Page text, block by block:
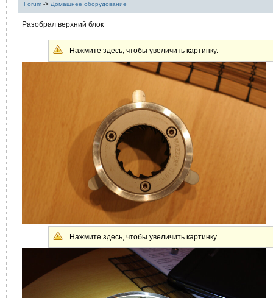
Forum -> Домашнее оборудование
Разобрал верхний блок
Нажмите здесь, чтобы увеличить картинку.
Нажмите здесь, чтобы увеличить картинку.